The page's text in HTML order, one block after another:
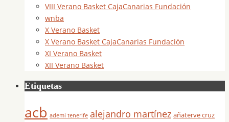
VIII Verano Basket CajaCanarias Fundación
wnba
X Verano Basket
X Verano Basket CajaCanarias Fundación
XI Verano Basket
XII Verano Basket
Etiquetas
acb ademi tenerife alejandro martínez añaterve cruz